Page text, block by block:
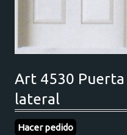
Art 4530 Puerta
lateral
Hacer pedido